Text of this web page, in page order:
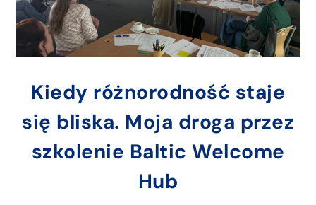
Kiedy różnorodność staje
się bliska. Moja droga przez
szkolenie Baltic Welcome
Hub